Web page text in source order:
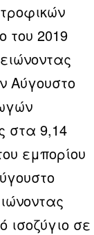
του 2019
Αύγουστο
στα 9,14
εμπορίου
ισοζύγιο σε